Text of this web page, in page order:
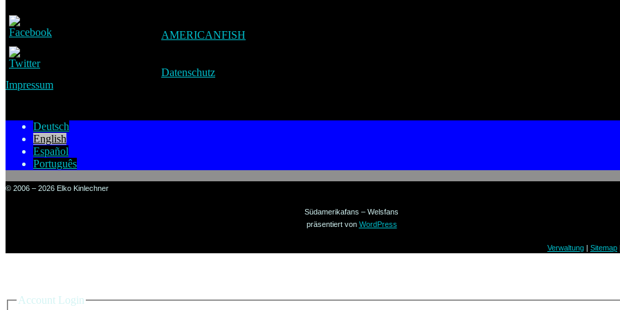
AMERICANFISH
Datenschutz
Impressum
Deutsch
English
Español
Português
© 2006 – 2026 Elko Kinlechner
Südamerikafans – Welsfans
präsentiert von WordPress
Verwaltung | Sitemap
Account Login